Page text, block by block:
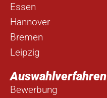
Essen
Hannover
Bremen
Leipzig
Auswahlverfahren
Bewerbung